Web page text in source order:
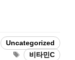
Categories
Uncategorized
Tags비타민C